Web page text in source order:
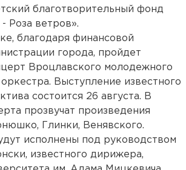
благотворительный фонд
Роза ветров».
благодаря финансовой
города, пройдет
Вроцлавского молодежного
Выступление известного
состоится 26 августа. В
прозвучат произведения
Глинки, Венявского.
исполнены под руководством
известного дирижера,